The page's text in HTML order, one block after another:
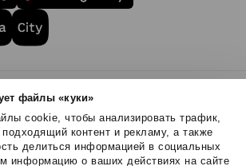
файлы «куки»
cookie, чтобы анализировать трафик,
контент и рекламу, а также
делиться информацией в социальных
информацию о ваших действиях на сайте